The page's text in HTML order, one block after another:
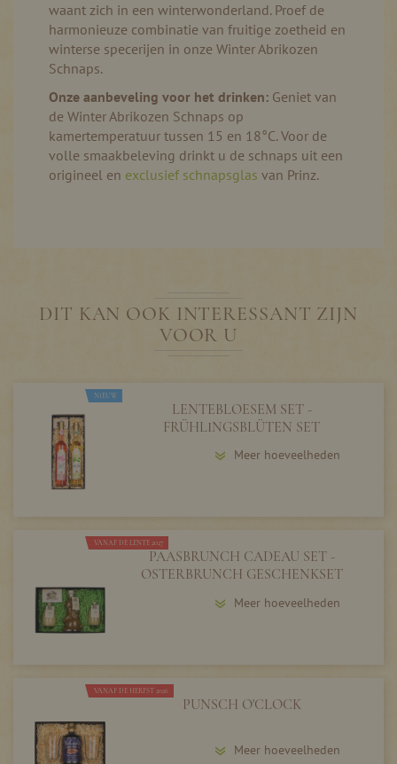
waant zich in een winterwonderland. Proef de
harmonieuze combinatie van fruitige zoetheid en
winterse specerijen in onze Winter Abrikozen
Schnaps.
Onze aanbeveling voor het drinken: Geniet van
de Winter Abrikozen Schnaps op
kamertemperatuur tussen 15 en 18°C. Voor de
volle smaakbeleving drinkt u de schnaps uit een
origineel en exclusief schnapsglas van Prinz.
DIT KAN OOK INTERESSANT ZIJN
VOOR U
NIEUW
LENTEBLOESEM SET -
FRÜHLINGSBLÜTEN SET
Meer hoeveelheden
VANAF DE LENTE 2027
PAASBRUNCH CADEAU SET -
OSTERBRUNCH GESCHENKSET
Meer hoeveelheden
VANAF DE HERFST 2026
PUNSCH O'CLOCK
Meer hoeveelheden